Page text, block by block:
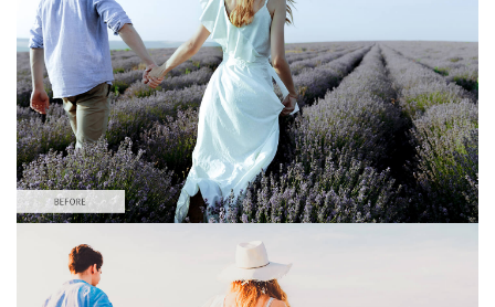
Xin hãy lựa chọn
Free Wedding Preset #25
Cinematic Colors